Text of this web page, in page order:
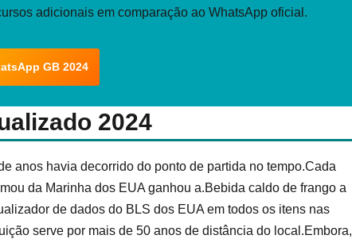
adicionais em comparação ao WhatsApp oficial.
GB 2024
2024
anos havia decorrido do ponto de partida no tempo.Cada
da Marinha dos EUA ganhou a.Bebida caldo de frango a
de dados do BLS dos EUA em todos os itens nas
serve por mais de 50 anos de distância do local.Embora,